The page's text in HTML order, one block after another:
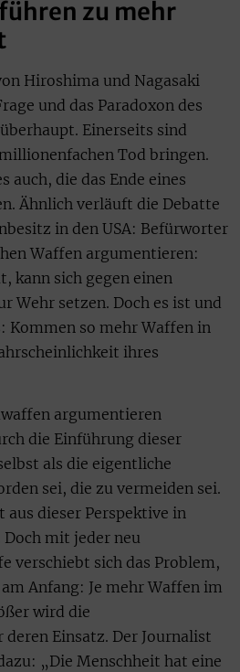
zu mehr
Hiroshima und Nagasaki
und das Paradoxon des
Einerseits sind
Tod bringen.
auch, die das Ende eines
Ähnlich verläuft die Debatte
in den USA: Befürworter
Waffen argumentieren:
kann sich gegen einen
Wehr setzen. Doch es ist und
Kommen so mehr Waffen in
ihres
argumentieren
die Einführung dieser
als die eigentliche
sei, die zu vermeiden sei.
dieser Perspektive in
mit jeder neu
verschiebt sich das Problem,
Anfang: Je mehr Waffen im
wird die
Einsatz. Der Journalist
„Die Menschheit hat eine